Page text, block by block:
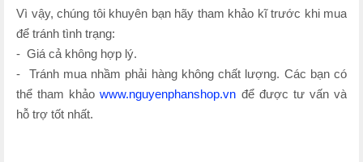
Vì vậy, chúng tôi khuyên bạn hãy tham khảo kĩ trước khi mua
để tránh tình trạng:
- Giá cả không hợp lý.
- Tránh mua nhầm phải hàng không chất lượng. Các bạn có
thể tham khảowww.nguyenphanshop.vn để được tư vấn và
hỗ trợ tốt nhất.